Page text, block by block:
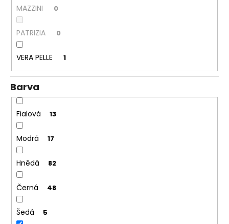
MAZZINI 0
PATRIZIA 0
VERA PELLE 1
Barva
Fialová 13
Modrá 17
Hnědá 82
Černá 48
Šedá 5